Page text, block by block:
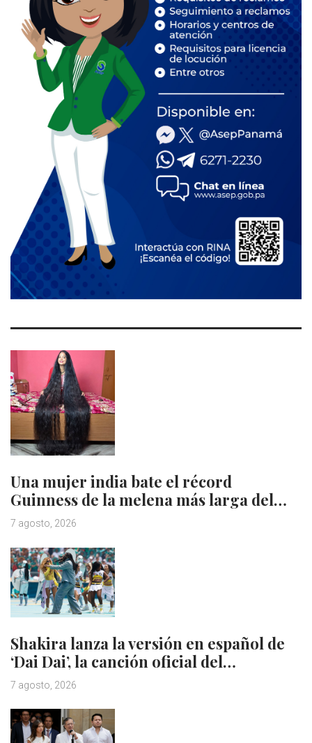
Una mujer india bate el récord
Guinness de la melena más larga del…
7 agosto, 2026
Shakira lanza la versión en español de
‘Dai Dai’, la canción oficial del…
7 agosto, 2026